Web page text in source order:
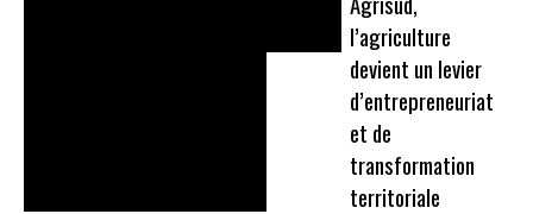
l’agriculture
devient un levier
d’entrepreneuriat
et de
transformation
territoriale